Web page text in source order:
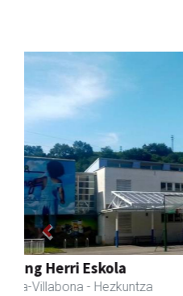
Eizmendi anaiak
Amasa-Villabona - Armategia
Previous